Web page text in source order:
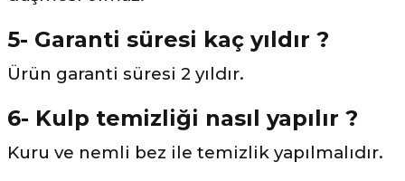
5- Garanti süresi kaç yıldır ?
Ürün garanti süresi 2 yıldır.
6- Kulp temizliği nasıl yapılır ?
Kuru ve nemli bez ile temizlik yapılmalıdır.